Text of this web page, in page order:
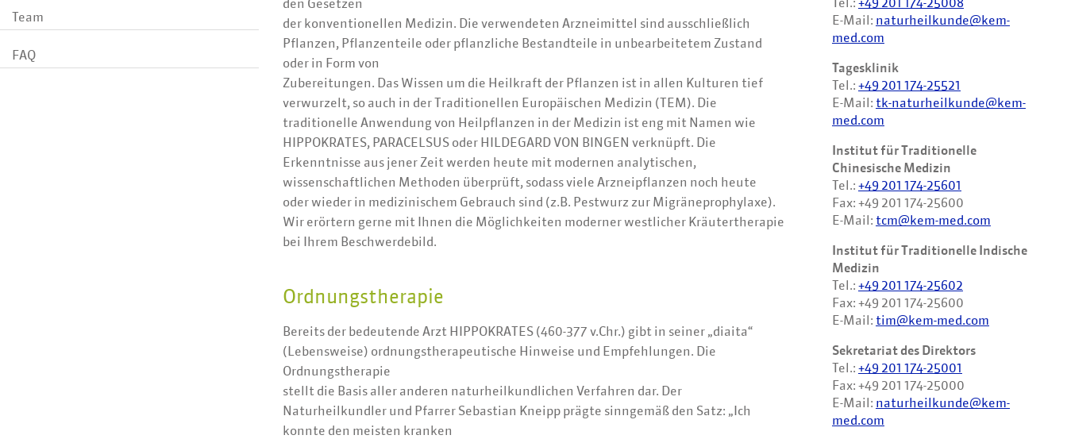
Team
FAQ
den Gesetzen
der konventionellen Medizin. Die verwendeten Arzneimittel sind ausschließlich
Pflanzen, Pflanzenteile oder pflanzliche Bestandteile in unbearbeitetem Zustand
oder in Form von
Zubereitungen. Das Wissen um die Heilkraft der Pflanzen ist in allen Kulturen tief
verwurzelt, so auch in der Traditionellen Europäischen Medizin (TEM). Die
traditionelle Anwendung von Heilpflanzen in der Medizin ist eng mit Namen wie
HIPPOKRATES, PARACELSUS oder HILDEGARD VON BINGEN verknüpft. Die
Erkenntnisse aus jener Zeit werden heute mit modernen analytischen,
wissenschaftlichen Methoden überprüft, sodass viele Arzneipflanzen noch heute
oder wieder in medizinischem Gebrauch sind (z.B. Pestwurz zur Migräneprophylaxe).
Wir erörtern gerne mit Ihnen die Möglichkeiten moderner westlicher Kräutertherapie
bei Ihrem Beschwerdebild.
Ordnungstherapie
Bereits der bedeutende Arzt HIPPOKRATES (460-377 v.Chr.) gibt in seiner „diaita“
(Lebensweise) ordnungstherapeutische Hinweise und Empfehlungen. Die
Ordnungstherapie
stellt die Basis aller anderen naturheilkundlichen Verfahren dar. Der
Naturheilkundler und Pfarrer Sebastian Kneipp prägte sinngemäß den Satz: „Ich
konnte den meisten kranken
E-Mail: naturheilkunde@kem-
med.com
Tagesklinik
Tel.: +49 201 174-25521
E-Mail: tk-naturheilkunde@kem-
med.com
Institut für Traditionelle
Chinesische Medizin
Tel.: +49 201 174-25601
Fax: +49 201 174-25600
E-Mail: tcm@kem-med.com
Institut für Traditionelle Indische
Medizin
Tel.: +49 201 174-25602
Fax: +49 201 174-25600
E-Mail: tim@kem-med.com
Sekretariat des Direktors
Tel.: +49 201 174-25001
Fax: +49 201 174-25000
E-Mail: naturheilkunde@kem-
med.com